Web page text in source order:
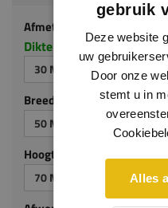
Breedte (mm)
50 MM
Hoogte (mm)
70 MM
Afwerking
Materiaal: MDF v313
2X GEGROND
gebruik
Deze website
uw
Door onze
stemt u in
Alles